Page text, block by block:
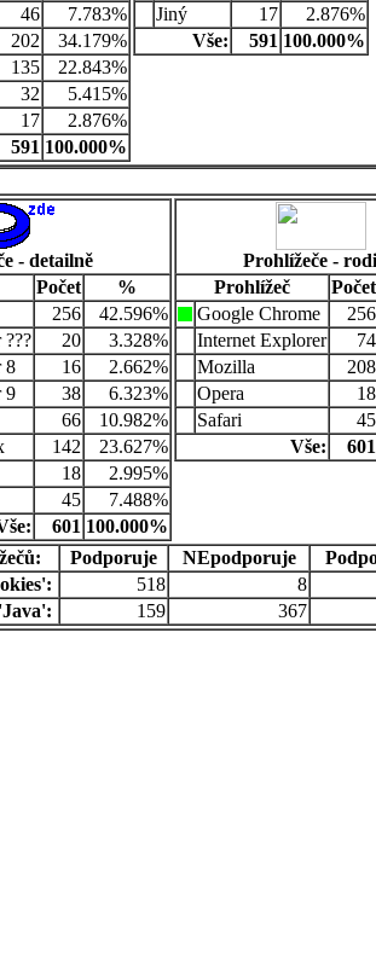
46
7.783%
202
34.179%
135
22.843%
32
5.415%
17
2.876%
591 100.000%
Jiný
17
2.876%
Vše:
591 100.000%
- detailně
Počet
%
256
42.596%
20
3.328%
8
16
2.662%
9
38
6.323%
66
10.982%
142
23.627%
18
2.995%
45
7.488%
601 100.000%
Prohlížeče -
Prohlížeč
Počet
Google Chrome
256
Internet Explorer
74
Mozilla
208
Opera
18
Safari
45
Vše:
601
Podporuje NEpodporuje
518
8
'Java': 159 367